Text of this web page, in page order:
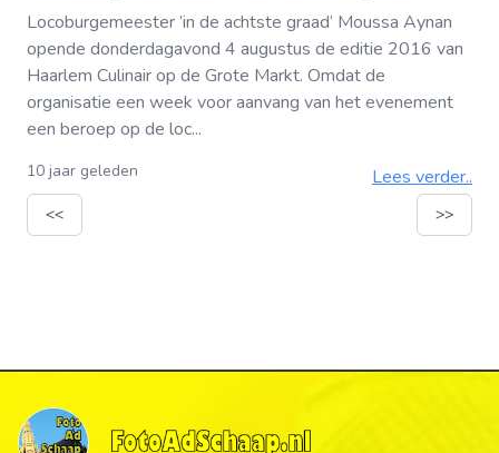
Locoburgemeester ’in de achtste graad’ Moussa Aynan
opende donderdagavond 4 augustus de editie 2016 van
Haarlem Culinair op de Grote Markt. Omdat de
organisatie een week voor aanvang van het evenement
een beroep op de loc...
10 jaar geleden Lees verder..
<< >>